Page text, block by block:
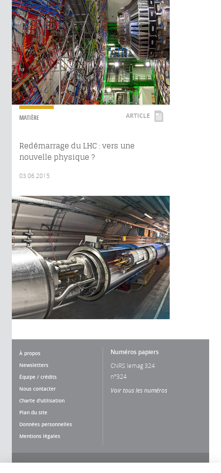
MATIÈRE ARTICLE
Redémarrage du LHC : vers une
nouvelle physique ?
03.06.2015
À propos
Newsletters
Équipe / crédits
Nous contacter
Charte d'utilisation
Plan du site
Données personnelles
Mentions légales
Numéros papiers
CNRS lemag 324
n°324
Voir tous les numéros